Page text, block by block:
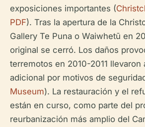
exposiciones importantes (
PDF). Tras la apertura de la
Gallery Te Puna o Waiwhetū en
original se cerró. Los daños
terremotos en 2010-2011 llevaron
adicional por motivos de
Museum). La restauración y el
están en curso, como parte del
reurbanización más amplio del